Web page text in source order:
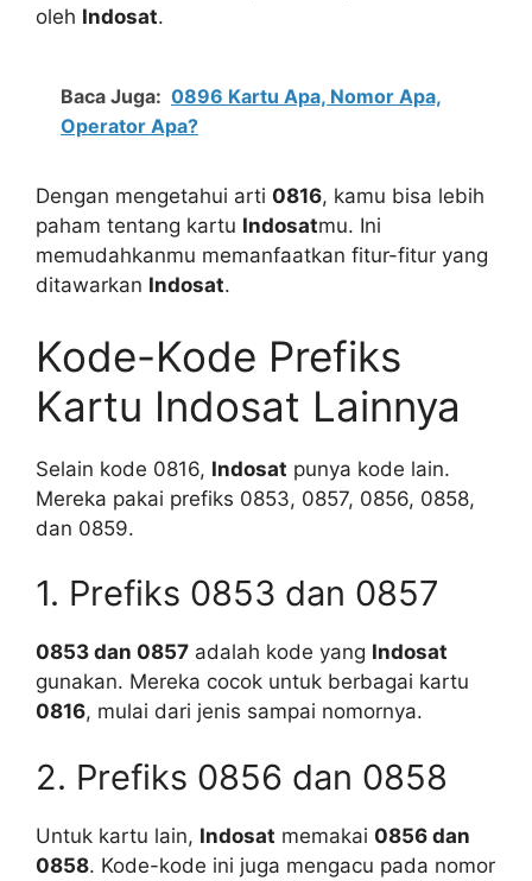
oleh Indosat.
Baca Juga: 0896 Kartu Apa, Nomor Apa,
Operator Apa?
Dengan mengetahui arti 0816, kamu bisa lebih
paham tentang kartu Indosatmu. Ini
memudahkanmu memanfaatkan fitur-fitur yang
ditawarkan Indosat.
Kode-Kode Prefiks
Kartu Indosat Lainnya
Selain kode 0816, Indosat punya kode lain.
Mereka pakai prefiks 0853, 0857, 0856, 0858,
dan 0859.
1. Prefiks 0853 dan 0857
0853 dan 0857 adalah kode yang Indosat
gunakan. Mereka cocok untuk berbagai kartu
0816, mulai dari jenis sampai nomornya.
2. Prefiks 0856 dan 0858
Untuk kartu lain, Indosat memakai 0856 dan
0858. Kode-kode ini juga mengacu pada nomor